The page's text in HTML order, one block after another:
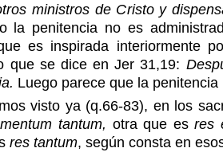
ministros de Cristo y
la penitencia no es
es inspirada interiormente
que se dice en Jer 31,19:
Luego parece que la
visto ya (q.66-83), en los
tantum, otra que esres
res tantum, según consta en